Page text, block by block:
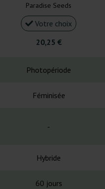
Paradise Seeds
Votre choix
20,25 €
Photopériode
Féminisée
-
Hybride
60 jours